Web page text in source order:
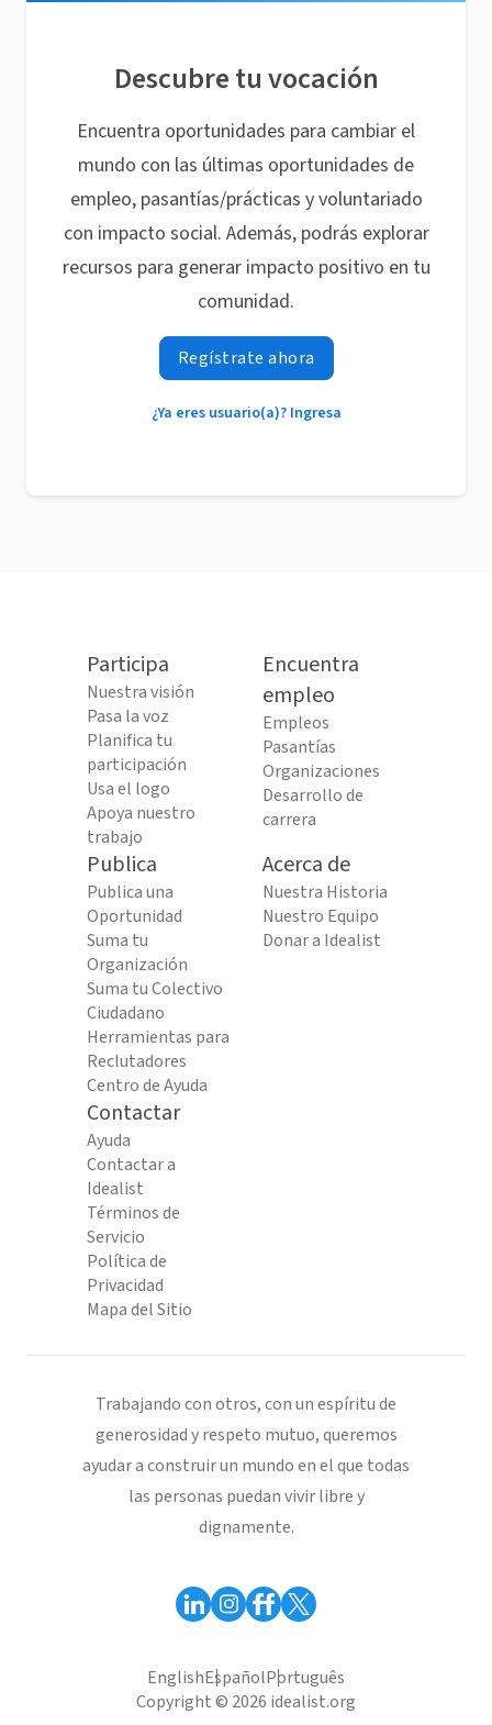
Descubre tu vocación
Encuentra oportunidades para cambiar el
mundo con las últimas oportunidades de
empleo, pasantías/prácticas y voluntariado
con impacto social. Además, podrás explorar
recursos para generar impacto positivo en tu
comunidad.
Regístrate ahora
¿Ya eres usuario(a)? Ingresa
Participa
Nuestra visión
Pasa la voz
Planifica tu
participación
Usa el logo
Apoya nuestro
trabajo
Encuentra
empleo
Empleos
Pasantías
Organizaciones
Desarrollo de
carrera
Publica
Publica una
Oportunidad
Suma tu
Organización
Suma tu Colectivo
Ciudadano
Herramientas para
Reclutadores
Centro de Ayuda
Acerca de
Nuestra Historia
Nuestro Equipo
Donar a Idealist
Contactar
Ayuda
Contactar a
Idealist
Términos de
Servicio
Política de
Privacidad
Mapa del Sitio
Trabajando con otros, con un espíritu de
generosidad y respeto mutuo, queremos
ayudar a construir un mundo en el que todas
las personas puedan vivir libre y
dignamente.
EnglishEspañolPortuguês
Copyright © 2026 idealist.org